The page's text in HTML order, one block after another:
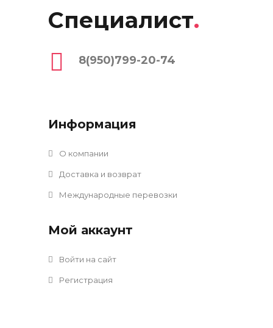
Специалист.
8(950)799-20-74
Информация
О компании
Доставка и возврат
Международные перевозки
Мой аккаунт
Войти на сайт
Регистрация